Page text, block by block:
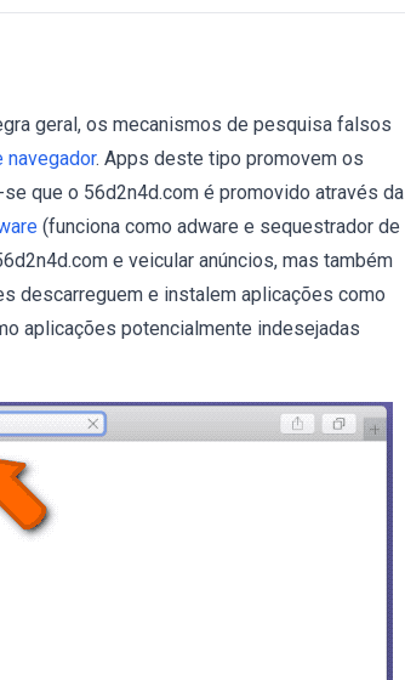
geral, os mecanismos de pesquisa falsos
navegador. Apps deste tipo promovem os
que o 56d2n4d.com é promovido através da
(funciona como adware e sequestrador de
e veicular anúncios, mas também
descarreguem e instalem aplicações como
aplicações potencialmente indesejadas